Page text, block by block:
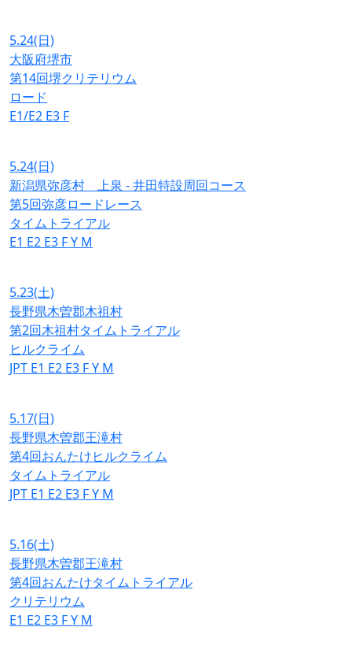
5.24(日)
大阪府堺市
第14回堺クリテリウム
ロード
E1/E2 E3 F
5.24(日)
新潟県弥彦村 上泉 - 井田特設周回コース
第5回弥彦ロードレース
タイムトライアル
E1 E2 E3 FY M
5.23(土)
長野県木曽郡木祖村
第2回木祖村タイムトライアル
ヒルクライム
JPT E1 E2 E3 FY M
5.17(日)
長野県木曽郡王滝村
第4回おんたけヒルクライム
タイムトライアル
JPT E1 E2 E3 FY M
5.16(土)
長野県木曽郡王滝村
第4回おんたけタイムトライアル
クリテリウム
E1 E2 E3 FY M